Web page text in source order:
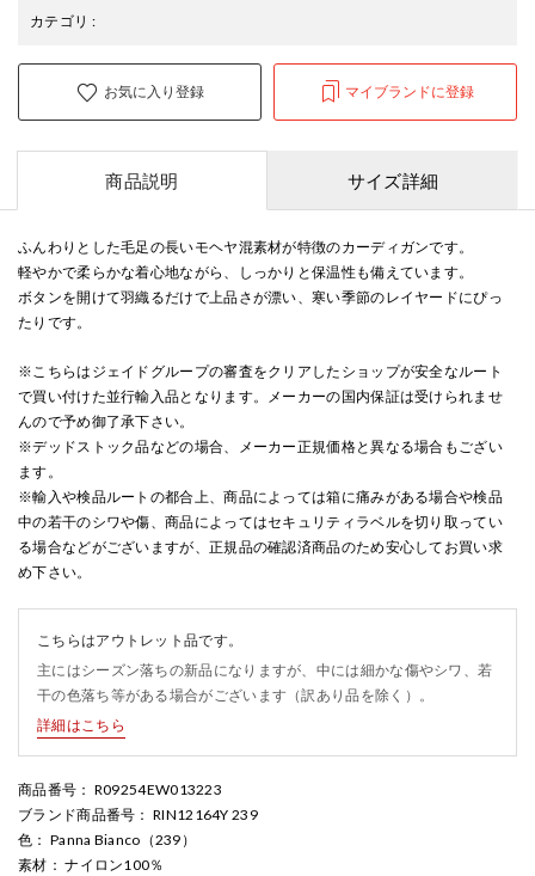
カテゴリ :
お気に入り登録 マイブランドに登録
商品説明 サイズ詳細
ふんわりとした毛足の長いモヘヤ混素材が特徴のカーディガンです。
軽やかで柔らかな着心地ながら、しっかりと保温性も備えています。
ボタンを開けて羽織るだけで上品さが漂い、寒い季節のレイヤードにぴっ
たりです。
※こちらはジェイドグループの審査をクリアしたショップが安全なルート
で買い付けた並行輸入品となります。メーカーの国内保証は受けられませ
んので予め御了承下さい。
※デッドストック品などの場合、メーカー正規価格と異なる場合もござい
ます。
※輸入や検品ルートの都合上、商品によっては箱に痛みがある場合や検品
中の若干のシワや傷、商品によってはセキュリティラベルを切り取ってい
る場合などがございますが、正規品の確認済商品のため安心してお買い求
め下さい。
こちらはアウトレット品です。
主にはシーズン落ちの新品になりますが、中には細かな傷やシワ、若
干の色落ち等がある場合がございます（訳あり品を除く）。
詳細はこちら
商品番号 ： R09254EW013223
ブランド商品番号 ： RIN12164Y 239
色 ： Panna Bianco（239）
素材 ： ナイロン100％